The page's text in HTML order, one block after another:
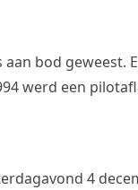
bod geweest.
werd een
4